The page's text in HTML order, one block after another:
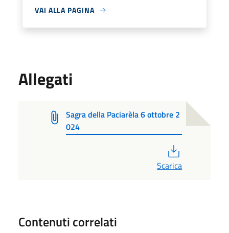
VAI ALLA PAGINA
Allegati
Sagra della Paciarèla 6 ottobre 2
024
Scarica
Contenuti correlati